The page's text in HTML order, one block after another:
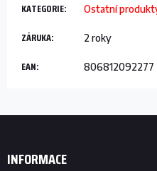
KATEGORIE: Ostatní
ZÁRUKA: 2 roky
EAN: 806812092277
Z
INFORMACE